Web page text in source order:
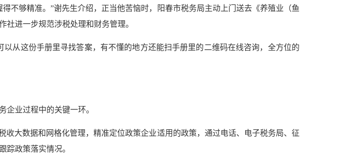
不够精准。”谢先生介绍，正当他苦恼时，阳春市税务局主动上门送去《养殖业（鱼
进一步规范涉税处理和财务管理。
从这份手册里寻找答案，有不懂的地方还能扫手册里的二维码在线咨询，全方位的
企业过程中的关键一环。
大数据和网格化管理，精准定位政策企业适用的政策，通过电话、电子税务局、征
踪政策落实情况。